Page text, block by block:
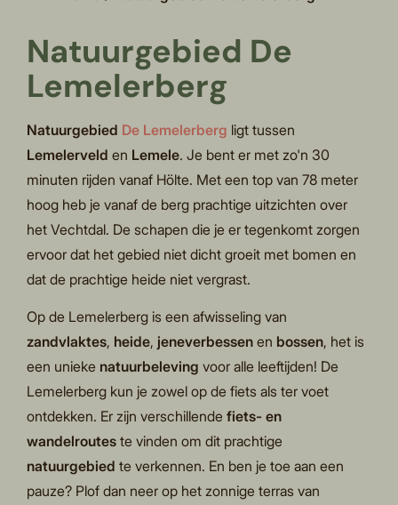
Natuurgebied De
Lemelerberg
Natuurgebied De Lemelerberg ligt tussen
Lemelervelden Lemele. Je bent er met zo'n 30
minuten rijden vanaf Hölte. Met een top van 78 meter
hoog heb je vanaf de berg prachtige uitzichten over
het Vechtdal. De schapen die je er tegenkomt zorgen
ervoor dat het gebied niet dicht groeit met bomen en
dat de prachtige heide niet vergrast.
Op de Lemelerberg is een afwisseling van
zandvlaktes, heide,jeneverbessenen bossen, het is
een unieke natuurbelevingvoor alle leeftijden! De
Lemelerberg kun je zowel op de fiets als ter voet
ontdekken. Er zijn verschillendefiets- en
wandelroutes te vinden om dit prachtige
natuurgebiedte verkennen. En ben je toe aan een
pauze? Plof dan neer op het zonnige terras van